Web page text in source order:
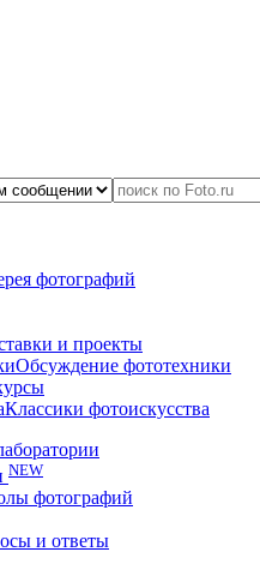
фотографий
и проекты
Обсуждение фототехники
Классики фотоискусства
NEW
фотографий
и ответы